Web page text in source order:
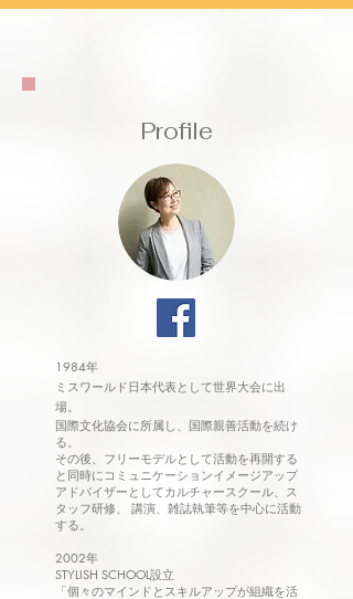
​Profile
1984年
ミスワールド日本代表として世界大会に出
場。
国際文化協会に所属し、国際親善活動を続け
る。
その後、フリーモデルとして活動を再開する
と同時にコミュニケーションイメージアップ
アドバイザーとしてカルチャースクール、ス
タッフ研修、 講演、雑誌執筆等を中心に活動
する。
2002年
STYLISH SCHOOL設立
「個々のマインドとスキルアップが組織を活